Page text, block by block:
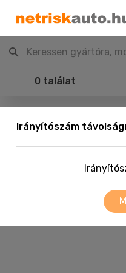
Keressen gyártóra,
0 találat
Irányítószám